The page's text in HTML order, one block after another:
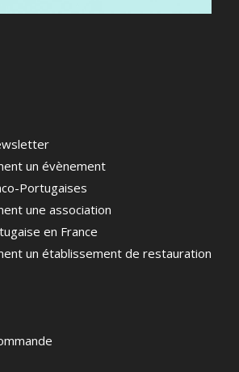
un évènement
Portugaises
une association
en France
un établissement de restauration